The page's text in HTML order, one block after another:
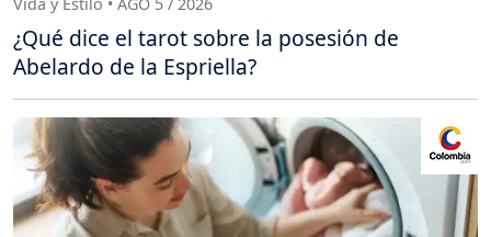
¿Qué dice el tarot sobre la posesión de
Abelardo de la Espriella?